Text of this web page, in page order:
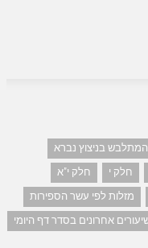
המתלבש בניצוץ נברא
חלק י
חלק י"א
מזלות לפי עשר הספירות
אחרונים בסדר דף היומי